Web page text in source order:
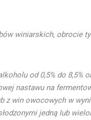
winiarskich, obrocie
od 0,5% do 8,5%
nastawu na
z win owocowych w
jedną lub